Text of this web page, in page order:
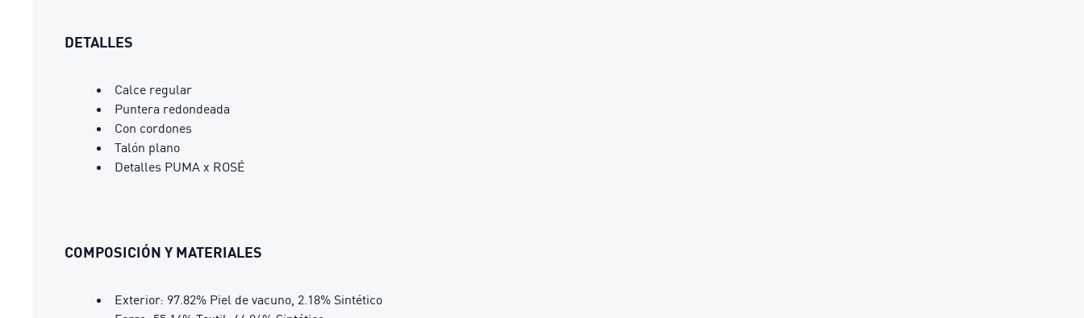
DETALLES
Calce regular
Puntera redondeada
Con cordones
Talón plano
Detalles PUMA x ROSÉ
COMPOSICIÓN Y MATERIALES
Exterior: 97.82% Piel de vacuno, 2.18% Sintético